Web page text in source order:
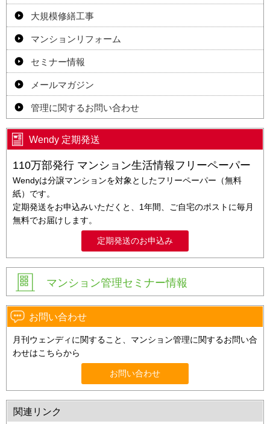
大規模修繕工事
マンションリフォーム
セミナー情報
メールマガジン
管理に関するお問い合わせ
Wendy 定期発送
110万部発行 マンション生活情報フリーペーパー
Wendyは分譲マンションを対象としたフリーペーパー（無料
紙）です。
定期発送をお申込みいただくと、1年間、ご自宅のポストに毎月
無料でお届けします。
定期発送のお申込み
マンション管理セミナー情報
お問い合わせ
月刊ウェンディに関すること、マンション管理に関するお問い合
わせはこちらから
お問い合わせ
関連リンク